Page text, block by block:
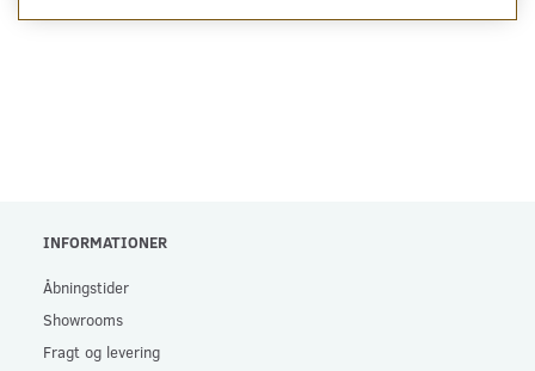
INFORMATIONER
Åbningstider
Showrooms
Fragt og levering